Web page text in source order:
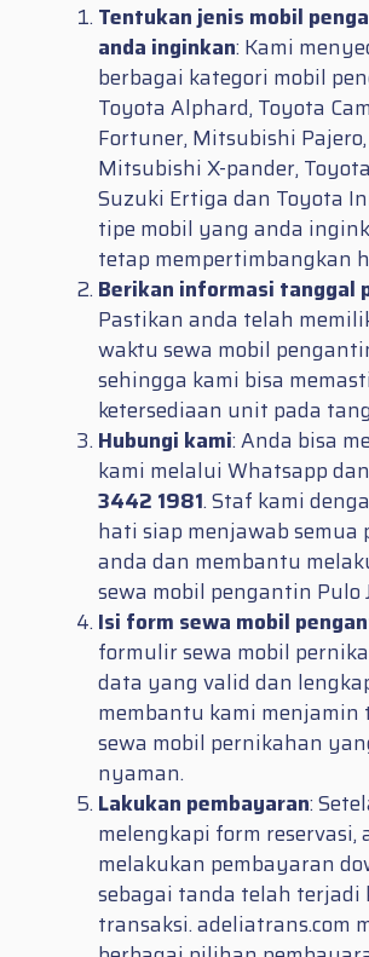
Tentukan jenis mobil
anda inginkan: Kami
berbagai kategori mobil
Toyota Alphard, Toyota
Fortuner, Mitsubishi
Mitsubishi X-pander,
Suzuki Ertiga dan Toyota
tipe mobil yang anda
tetap mempertimbangkan
Berikan informasi tanggal
Pastikan anda telah
waktu sewa mobil
sehingga kami bisa
ketersediaan unit pada
Hubungi kami: Anda bisa
kami melalui Whatsapp
3442 1981. Staf kami
hati siap menjawab semua
anda dan membantu
sewa mobil pengantin Pulo
Isi form sewa mobil
formulir sewa mobil
data yang valid dan
membantu kami menjamin
sewa mobil pernikahan
nyaman.
Lakukan pembayaran:
melengkapi form reservasi,
melakukan pembayaran
sebagai tanda telah terjadi
transaksi. adeliatrans.com